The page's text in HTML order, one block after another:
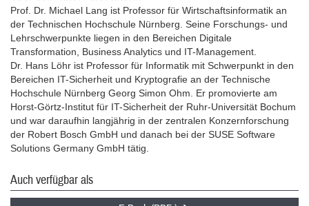
Prof. Dr. Michael Lang ist Professor für Wirtschaftsinformatik an
der Technischen Hochschule Nürnberg. Seine Forschungs- und
Lehrschwerpunkte liegen in den Bereichen Digitale
Transformation, Business Analytics und IT-Management.
Dr. Hans Löhr ist Professor für Informatik mit Schwerpunkt in den
Bereichen IT-Sicherheit und Kryptografie an der Technische
Hochschule Nürnberg Georg Simon Ohm. Er promovierte am
Horst-Görtz-Institut für IT-Sicherheit der Ruhr-Universität Bochum
und war daraufhin langjährig in der zentralen Konzernforschung
der Robert Bosch GmbH und danach bei der SUSE Software
Solutions Germany GmbH tätig.
Auch verfügbar als